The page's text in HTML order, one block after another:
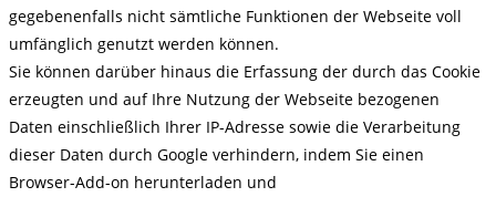
gegebenenfalls nicht sämtliche Funktionen der Webseite voll
umfänglich genutzt werden können.
Sie können darüber hinaus die Erfassung der durch das Cookie
erzeugten und auf Ihre Nutzung der Webseite bezogenen
Daten einschließlich Ihrer IP-Adresse sowie die Verarbeitung
dieser Daten durch Google verhindern, indem Sie einen
Browser-Add-on herunterladen und